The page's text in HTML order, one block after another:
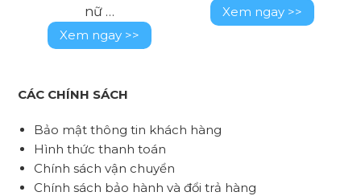
nữ …
Xem ngay >>
Xem ngay >>
CÁC CHÍNH SÁCH
Bảo mật thông tin khách hàng
Hình thức thanh toán
Chính sách vận chuyển
Chính sách bảo hành và đổi trả hàng